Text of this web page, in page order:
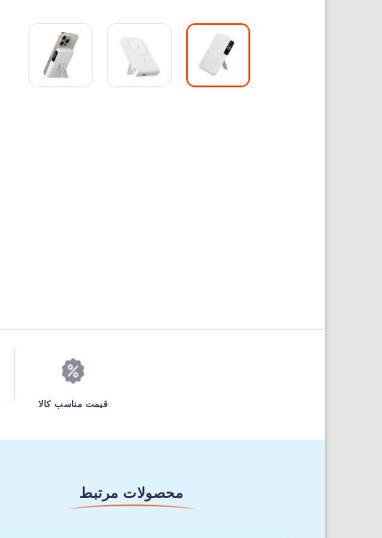
قیمت مناسب کالا
محصولات مرتبط